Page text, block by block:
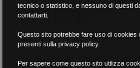
ARCHIVIO
Nessun risultato.Rimuovi filtri
tecnico o statistico, e nessuno di questi
contattarti.
Questo sito potrebbe fare uso di cookies
presenti sulla privacy policy.
Per sapere come questo sito utilizza